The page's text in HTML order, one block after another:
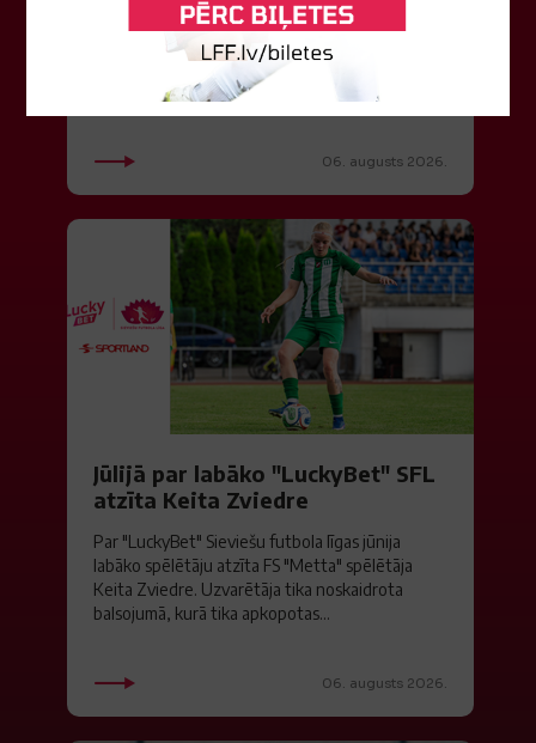
Ceturtdienas vakarā savas spēles UEFA
Konferences līgas kvalifikācijas trešajā kārtā
aizvadīja divi Latvijas klubi. FC RFS izbraukumā ar
0:2 zaudēja Čehijas "Jablonec"...
06. augusts 2026.
Jūlijā par labāko "LuckyBet" SFL
atzīta Keita Zviedre
Par "LuckyBet" Sieviešu futbola līgas jūnija
labāko spēlētāju atzīta FS "Metta" spēlētāja
Keita Zviedre. Uzvarētāja tika noskaidrota
balsojumā, kurā tika apkopotas...
06. augusts 2026.